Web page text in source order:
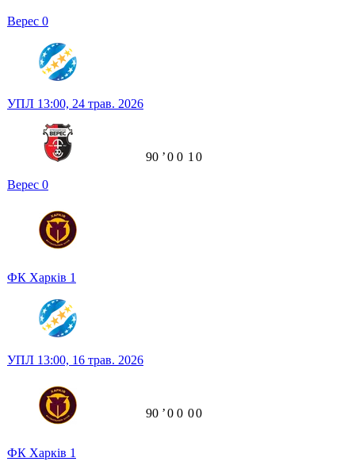
Верес 0
УПЛ 13:00, 24 трав. 2026
Верес 0
ФК Харків 1
90 ʼ0 0 1 0
УПЛ 13:00, 16 трав. 2026
ФК Харків 1
90 ʼ0 0 00